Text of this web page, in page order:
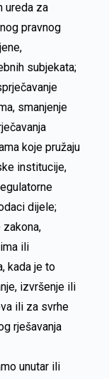
ureda za
pravnog
subjekata;
smanjenje
koje pružaju
institucije,
dijele;
ili
kada je to
izvršenje ili
ili za svrhe
rješavanja
unutar ili